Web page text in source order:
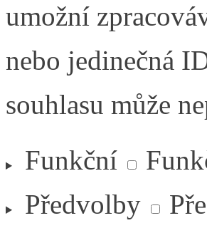
umožní
nebo jedinečná
souhlasu může
Funkční
Předvolby